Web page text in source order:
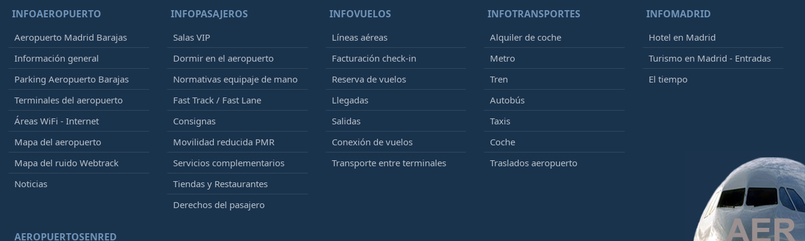
INFOAEROPUERTO
Aeropuerto Madrid Barajas
Información general
Parking Aeropuerto Barajas
Terminales del aeropuerto
Áreas WiFi - Internet
Mapa del aeropuerto
Mapa del ruido Webtrack
Noticias
INFOPASAJEROS
Salas VIP
Dormir en el aeropuerto
Normativas equipaje de mano
Fast Track / Fast Lane
Consignas
Movilidad reducida PMR
Servicios complementarios
Tiendas y Restaurantes
Derechos del pasajero
INFOVUELOS
Líneas aéreas
Facturación check-in
Reserva de vuelos
Llegadas
Salidas
Conexión de vuelos
Transporte entre terminales
INFOTRANSPORTES
Alquiler de coche
Metro
Tren
Autobús
Taxis
Coche
Traslados aeropuerto
INFOMADRID
Hotel en Madrid
Turismo en Madrid - Entradas
El tiempo
AEROPUERTOSENRED